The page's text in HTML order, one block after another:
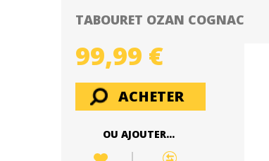
TABOURET OZAN COGNAC
99,99 €
ACHETER
OU AJOUTER...